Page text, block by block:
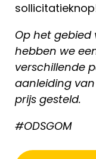
Op het gebied
hebben we
verschillende
aanleiding
prijs gesteld.
#ODSGOM